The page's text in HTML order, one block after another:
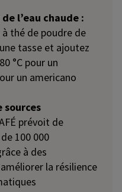
l’eau chaude :
thé de poudre de
tasse et ajoutez
°C pour un
un americano
sources
prévoit de
100 000
à des
la résilience